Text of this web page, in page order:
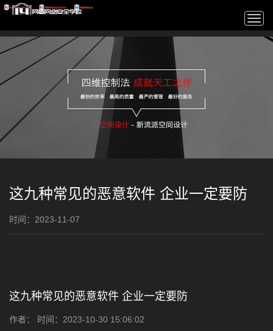
这九种常见的恶意软件 企业一定要防
时间：2023-11-07
这九种常见的恶意软件 企业一定要防
作者： 时间：2023-10-30 15:06:02